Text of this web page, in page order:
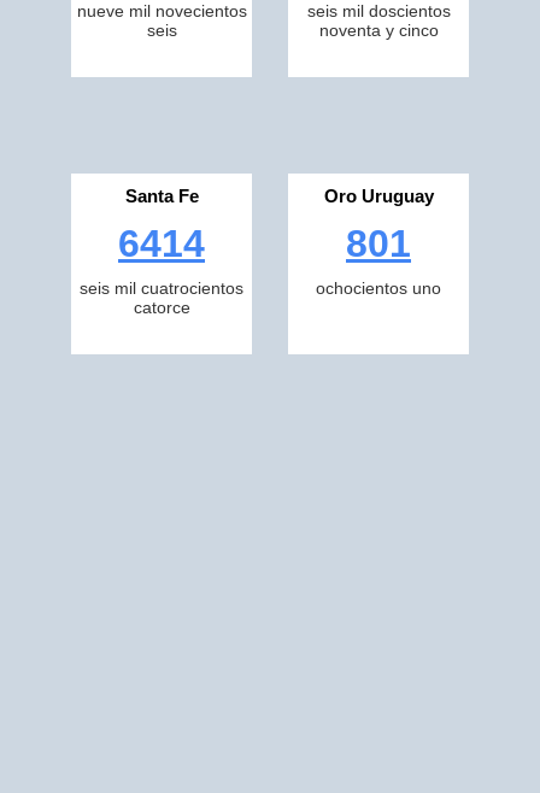
nueve mil novecientos
seis
seis mil doscientos
noventa y cinco
Santa Fe
6414
seis mil cuatrocientos
catorce
Oro Uruguay
801
ochocientos uno